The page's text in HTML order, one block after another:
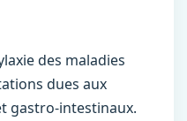
des maladies
dues aux
gastro-intestinaux.